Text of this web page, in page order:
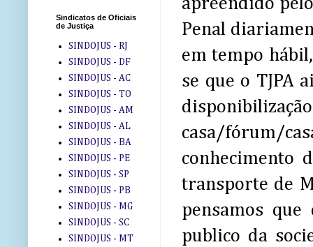
apreendido
Penal
em tempo
se que o TJPA
casa/fórum/
conhecimento
transporte de
pensamos
publico da
Sindicatos de Oficiais
de Justiça
SINDOJUS - RJ
SINDOJUS - DF
SINDOJUS - AC
SINDOJUS - TO
SINDOJUS - AM
SINDOJUS - AL
SINDOJUS - BA
SINDOJUS - PE
SINDOJUS - SP
SINDOJUS - PB
SINDOJUS - MG
SINDOJUS - SC
SINDOJUS - MT